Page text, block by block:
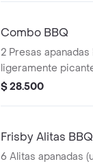
Combo BBQ
2 Presas
ligeramente
mediana (60 g),
$ 28.500
Frisby Alitas BBQ
6 Alitas apanadas